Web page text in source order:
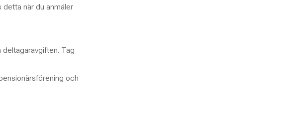
detta när du anmäler
Tag
och